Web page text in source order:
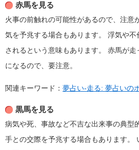
赤馬を見る
火事の前触れの可能性があるので、注意
気を予兆する場合もあります。
浮気や不
されるという意味もあります。
赤馬が走
になるので、要注意。
関連キーワード： 夢占い-走る: 夢占いの
黒馬を見る
病気や死、事故など不吉な出来事の典型
手との交際を予兆する場合もあります。